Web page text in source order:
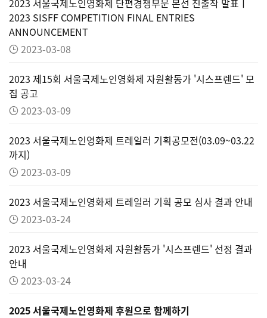
2023 SISFF COMPETITION FINAL ENTRIES
ANNOUNCEMENT
2023-03-08
2023 제15회 서울국제노인영화제 자원활동가 '시스프렌드' 모
집 공고
2023-03-09
2023 서울국제노인영화제 트레일러 기획공모전(03.09~03.22
까지)
2023-03-09
2023 서울국제노인영화제 트레일러 기획 공모 심사 결과 안내
2023-03-24
2023 서울국제노인영화제 자원활동가 '시스프렌드' 선정 결과
안내
2023-03-24
2025 서울국제노인영화제 후원으로 함께하기